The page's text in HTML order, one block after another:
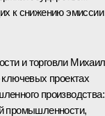
к снижению эмиссии
и торговли Михаил
проектах
производства:
промышленности,